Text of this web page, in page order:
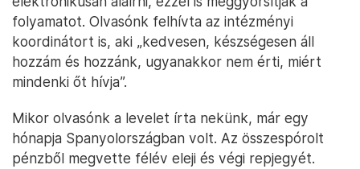
folyamatot. Olvasónk felhívta az intézményi
koordinátort is, aki „kedvesen, készségesen áll
hozzám és hozzánk, ugyanakkor nem érti, miért
mindenki őt hívja”.
Mikor olvasónk a levelet írta nekünk, már egy
hónapja Spanyolországban volt. Az összespórolt
pénzből megvette félév eleji és végi repjegyét.